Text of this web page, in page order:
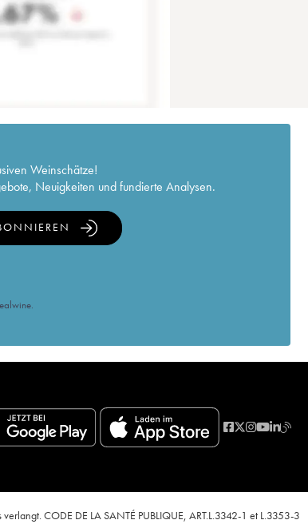
Weinschätze!
Neuigkeiten und fundierte Analysen.
CODE DE LA SANTÉ PUBLIQUE, ART.L.3342-1 et L.3353-3